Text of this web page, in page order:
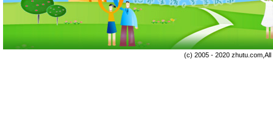
(c) 2005 - 2020